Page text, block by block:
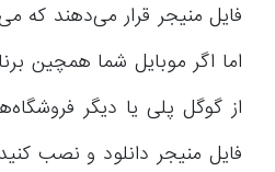
فایل منیجر قرار می‌دهند که
اما اگر موبایل شما همچین
از گوگل پلی یا دیگر
فایل منیجر دانلود و نصب